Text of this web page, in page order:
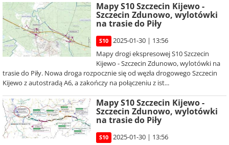
Mapy S10 Szczecin Kijewo -
Szczecin Zdunowo, wylotówki
na trasie do Piły
S10
2025-01-30 | 13:56
Mapy drogi ekspresowej S10 Szczecin
Kijewo - Szczecin Zdunowo, wylotówki na
trasie do Piły. Nowa droga rozpocznie się od węzła drogowego Szczecin
Kijewo z autostradą A6, a zakończy na połączeniu z ist...
Mapy S10 Szczecin Kijewo -
Szczecin Zdunowo, wylotówki
na trasie do Piły
S10
2025-01-30 | 13:56